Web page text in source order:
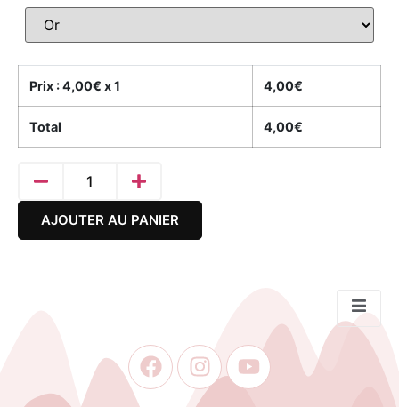
Prix :4,00€ x 1 4,00€
Total 4,00€
AJOUTER AU PANIER